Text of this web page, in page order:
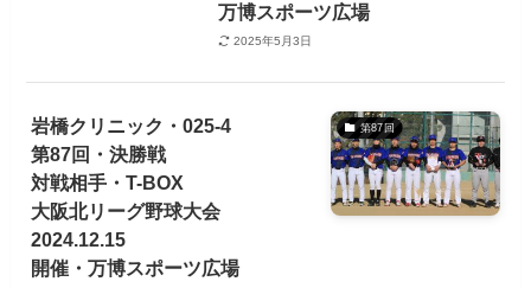
万博スポーツ広場
2025年5月3日
第87回
岩橋クリニック・025-4
第87回・決勝戦
対戦相手・T-BOX
大阪北リーグ野球大会
2024.12.15
開催・万博スポーツ広場